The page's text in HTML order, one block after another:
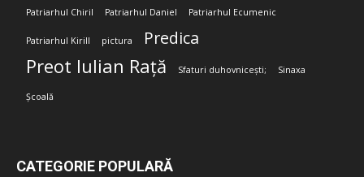
Patriarhul Chiril Patriarhul Daniel Patriarhul Ecumenic
Patriarhul Kirill pictura Predica
Preot Iulian Rață Sfaturi duhovnicești; Sinaxa
Școală
CATEGORIE POPULARĂ